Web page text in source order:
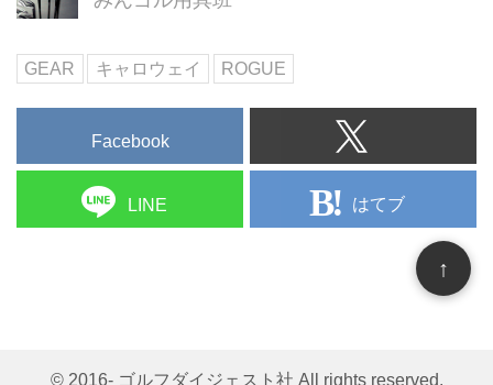
GEAR キャロウェイ ROGUE
Facebook
LINE はてブ
© 2016- ゴルフダイジェスト社 All rights reserved.
↑